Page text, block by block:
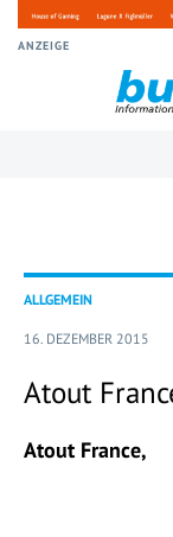
ANZEIGE
ALLGEMEIN
16. DEZEMBER 2015
Atout
Atout France,